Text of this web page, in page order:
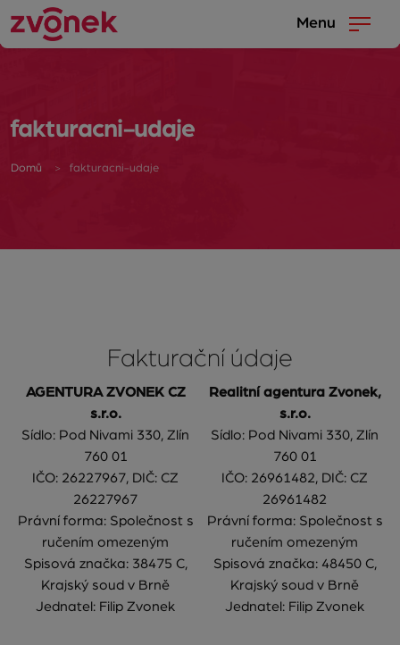
Menu
fakturacni-udaje
Domů fakturacni-udaje
Fakturační údaje
AGENTURA ZVONEK CZ
s.r.o.
Sídlo: Pod Nivami 330, Zlín
760 01
IČO: 26227967, DIČ: CZ
26227967
Právní forma: Společnost s
ručením omezeným
Spisová značka: 38475 C,
Krajský soud v Brně
Jednatel: Filip Zvonek
Realitní agentura Zvonek,
s.r.o.
Sídlo: Pod Nivami 330, Zlín
760 01
IČO: 26961482, DIČ: CZ
26961482
Právní forma: Společnost s
ručením omezeným
Spisová značka: 48450 C,
Krajský soud v Brně
Jednatel: Filip Zvonek